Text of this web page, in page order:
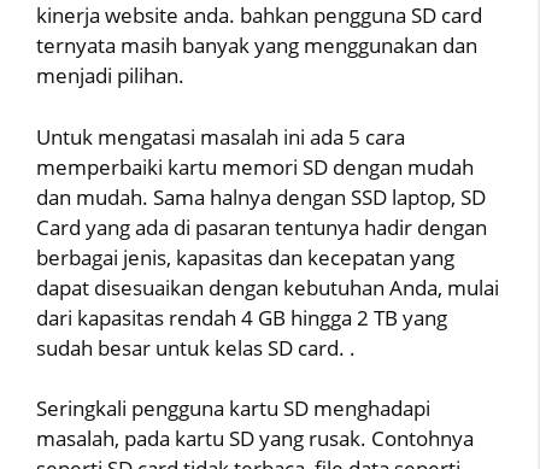
kinerja website anda. bahkan pengguna SD card
ternyata masih banyak yang menggunakan dan
menjadi pilihan.
Untuk mengatasi masalah ini ada 5 cara
memperbaiki kartu memori SD dengan mudah
dan mudah. Sama halnya dengan SSD laptop, SD
Card yang ada di pasaran tentunya hadir dengan
berbagai jenis, kapasitas dan kecepatan yang
dapat disesuaikan dengan kebutuhan Anda, mulai
dari kapasitas rendah 4 GB hingga 2 TB yang
sudah besar untuk kelas SD card. .
Seringkali pengguna kartu SD menghadapi
masalah, pada kartu SD yang rusak. Contohnya